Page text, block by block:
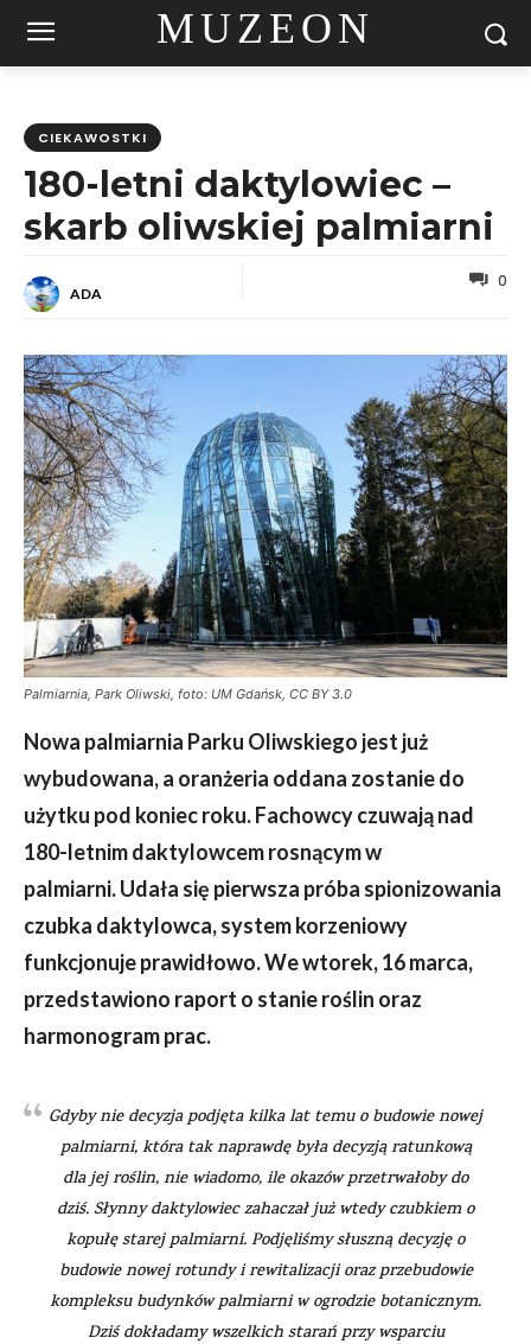
MUZEON
CIEKAWOSTKI
180-letni daktylowiec –
skarb oliwskiej palmiarni
ADA
0
Palmiarnia, Park Oliwski, foto: UM Gdańsk, CC BY 3.0
Nowa palmiarnia Parku Oliwskiego jest już
wybudowana, a oranżeria oddana zostanie do
użytku pod koniec roku. Fachowcy czuwają nad
180-letnim daktylowcem rosnącym w
palmiarni. Udała się pierwsza próba spionizowania
czubka daktylowca, system korzeniowy
funkcjonuje prawidłowo. We wtorek, 16 marca,
przedstawiono raport o stanie roślin oraz
harmonogram prac.
Gdyby nie decyzja podjęta kilka lat temu o budowie nowej
palmiarni, która tak naprawdę była decyzją ratunkową
dla jej roślin, nie wiadomo, ile okazów przetrwałoby do
dziś. Słynny daktylowiec zahaczał już wtedy czubkiem o
kopułę starej palmiarni. Podjęliśmy słuszną decyzję o
budowie nowej rotundy i rewitalizacji oraz przebudowie
kompleksu budynków palmiarni w ogrodzie botanicznym.
Dziś dokładamy wszelkich starań przy wsparciu